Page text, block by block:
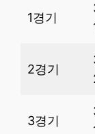
1경기
2경기
3경기